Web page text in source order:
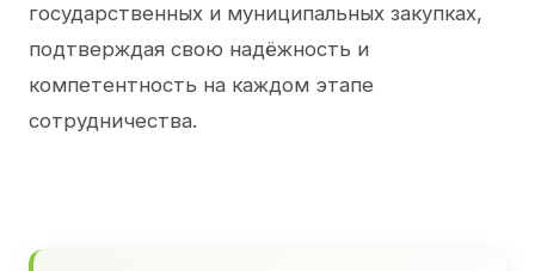
государственных и муниципальных закупках,
подтверждая свою надёжность и
компетентность на каждом этапе
сотрудничества.